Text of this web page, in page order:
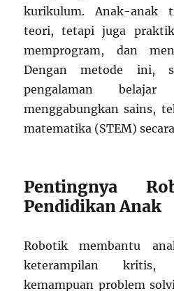
kurikulum. Anak-anak
teori, tetapi juga
memprogram, dan
Dengan metode ini,
pengalaman
menggabungkan sains,
matematika (STEM)
Pentingnya
Pendidikan Anak
Robotik membantu
keterampilan kritis,
kemampuan problem